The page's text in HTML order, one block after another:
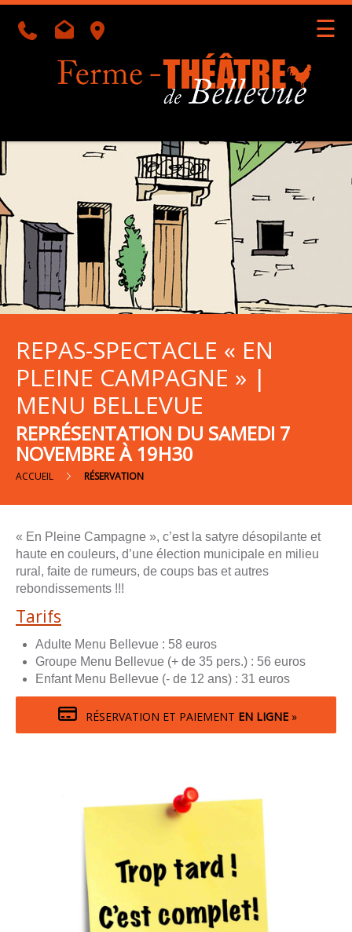
Accueil
l'Équipe
En
Tournée
Groupes
Contact
Appelez-
nous
☰
REPAS-SPECTACLE « EN
PLEINE CAMPAGNE » |
MENU BELLEVUE
REPRÉSENTATION DU SAMEDI 7
NOVEMBRE À 19H30
ACCUEIL RÉSERVATION
« En Pleine Campagne », c’est la satyre désopilante et
haute en couleurs, d’une élection municipale en milieu
rural, faite de rumeurs, de coups bas et autres
rebondissements !!!
Tarifs
Adulte Menu Bellevue : 58 euros
Groupe Menu Bellevue (+ de 35 pers.) : 56 euros
Enfant Menu Bellevue (- de 12 ans) : 31 euros
RÉSERVATION ET PAIEMENT EN LIGNE»